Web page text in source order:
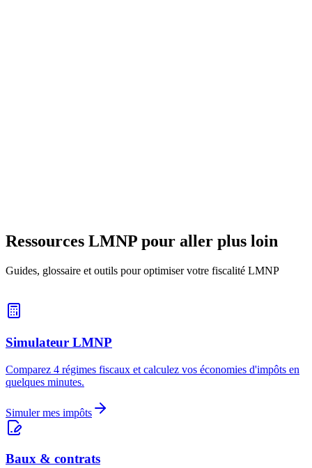
Ressources LMNP pour aller plus loin
Guides, glossaire et outils pour optimiser votre fiscalité LMNP
Simulateur LMNP
Comparez 4 régimes fiscaux et calculez vos économies d'impôts en
quelques minutes.
Simuler mes impôts
Baux & contrats